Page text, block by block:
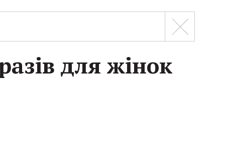
для жінок